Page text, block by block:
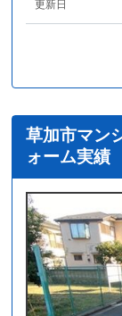
更新日
草加市マン
ォーム実績